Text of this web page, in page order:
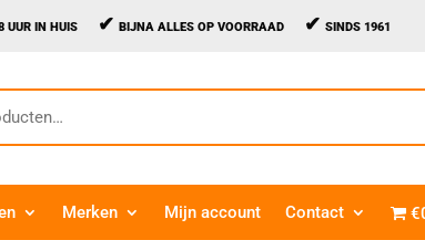
UUR IN HUIS ✔BIJNA ALLES OP VOORRAAD ✔SINDS 1961
Merken Mijn account Contact